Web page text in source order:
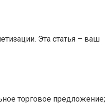
Эта статья – ваш
торговое предложение;